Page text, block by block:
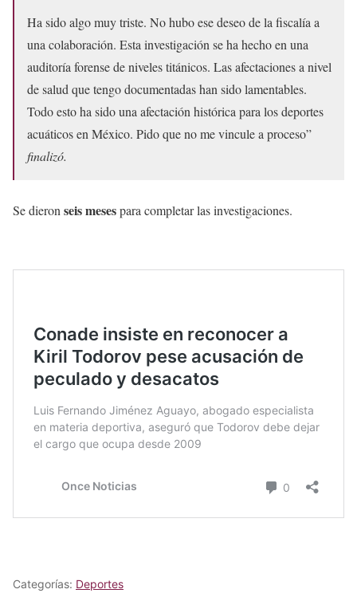
Ha sido algo muy triste. No hubo ese deseo de la fiscalía a
una colaboración. Esta investigación se ha hecho en una
auditoría forense de niveles titánicos. Las afectaciones a nivel
de salud que tengo documentadas han sido lamentables.
Todo esto ha sido una afectación histórica para los deportes
acuáticos en México. Pido que no me vincule a proceso”
finalizó.
Se dieron seis mesespara completar las investigaciones.
Categorías: Deportes